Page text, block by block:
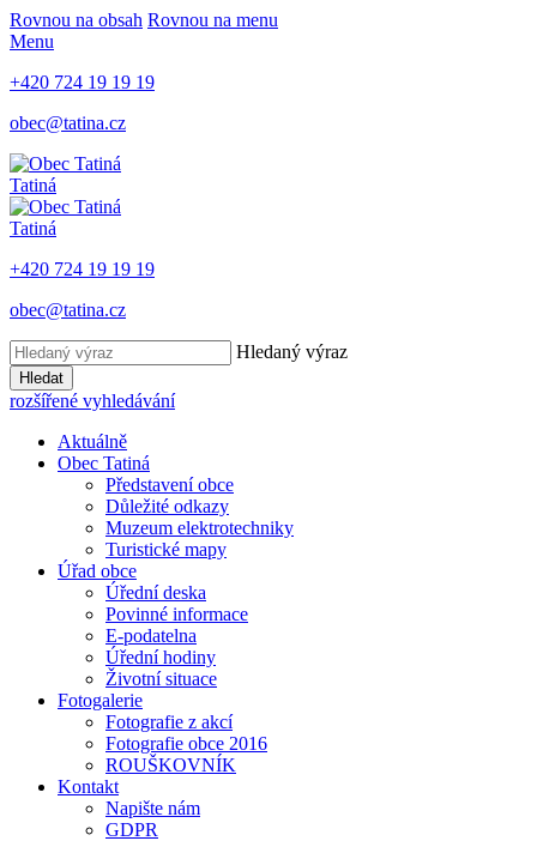
Rovnou na obsah Rovnou na menu
Menu
+420 724 19 19 19
obec@tatina.cz
Tatiná
Tatiná
+420 724 19 19 19
obec@tatina.cz
Hledaný výraz
Hledat
rozšířené vyhledávání
Aktuálně
Obec Tatiná
Představení obce
Důležité odkazy
Muzeum elektrotechniky
Turistické mapy
Úřad obce
Úřední deska
Povinné informace
E-podatelna
Úřední hodiny
Životní situace
Fotogalerie
Fotografie z akcí
Fotografie obce 2016
ROUŠKOVNÍK
Kontakt
Napište nám
GDPR